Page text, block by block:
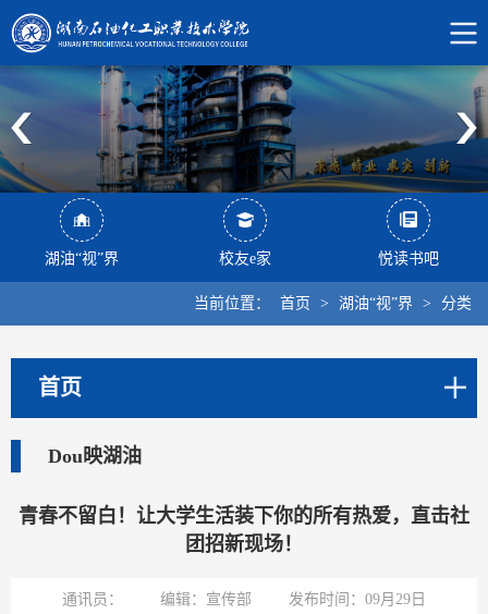
湖油“视”界 校友e家 悦读书吧
当前位置： 首页 > 湖油“视”界 > 分类
首页
Dou映湖油
青春不留白！让大学生活装下你的所有热爱，直击社
团招新现场！
通讯员： 编辑：宣传部 发布时间：09月29日